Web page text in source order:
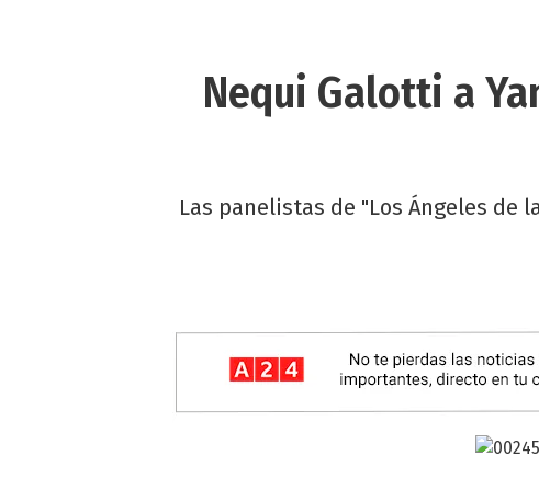
Nequi Galotti a
Las panelistas de "Los Ángeles de